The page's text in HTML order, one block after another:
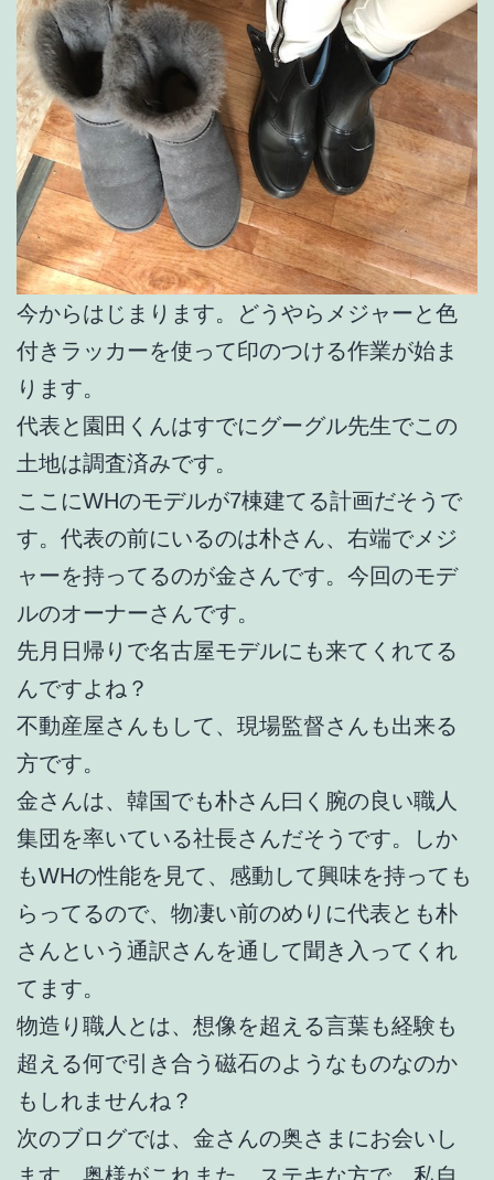
今からはじまります。どうやらメジャーと色
付きラッカーを使って印のつける作業が始ま
ります。
代表と園田くんはすでにグーグル先生でこの
土地は調査済みです。
ここにWHのモデルが7棟建てる計画だそうで
す。代表の前にいるのは朴さん、右端でメジ
ャーを持ってるのが金さんです。今回のモデ
ルのオーナーさんです。
先月日帰りで名古屋モデルにも来てくれてる
んですよね？
不動産屋さんもして、現場監督さんも出来る
方です。
金さんは、韓国でも朴さん曰く腕の良い職人
集団を率いている社長さんだそうです。しか
もWHの性能を見て、感動して興味を持っても
らってるので、物凄い前のめりに代表とも朴
さんという通訳さんを通して聞き入ってくれ
てます。
物造り職人とは、想像を超える言葉も経験も
超える何で引き合う磁石のようなものなのか
もしれませんね？
次のブログでは、金さんの奥さまにお会いし
ます。奥様がこれまた、ステキな方で、私自